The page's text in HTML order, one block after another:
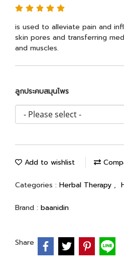
is used to alleviate pain and
skin pores and transferring
and muscles.
ลูกประคบสมุนไพร
Add to wishlist
Categories : Herbal Therapy ,
Brand : baanidin
Share